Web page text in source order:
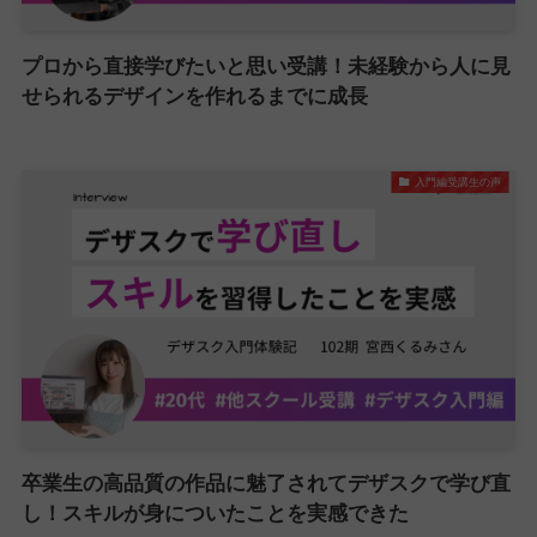
プロから直接学びたいと思い受講！未経験から人に見
せられるデザインを作れるまでに成長
入門編受講生の声
卒業生の高品質の作品に魅了されてデザスクで学び直
し！スキルが身についたことを実感できた